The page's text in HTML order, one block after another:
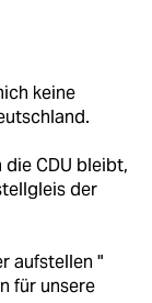
keine
die CDU bleibt,
der
aufstellen "
für unsere